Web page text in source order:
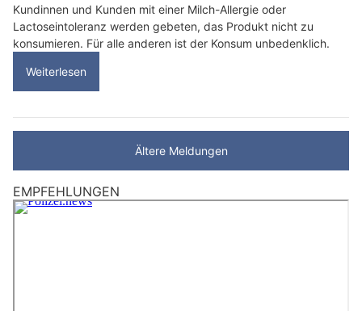
Kundinnen und Kunden mit einer Milch-Allergie oder
Lactoseintoleranz werden gebeten, das Produkt nicht zu
konsumieren. Für alle anderen ist der Konsum unbedenklich.
Weiterlesen
Ältere Meldungen
EMPFEHLUNGEN